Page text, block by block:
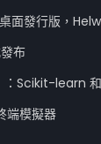
面發行版，
布
：Scikit-learn
端模擬器